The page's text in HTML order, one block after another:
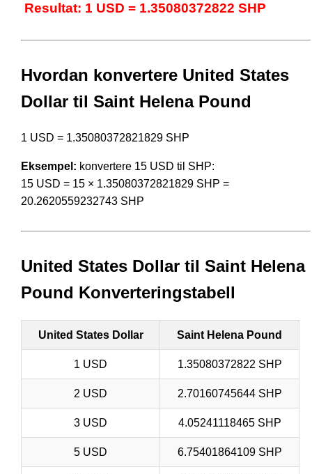
Resultat: 1 USD = 1.35080372822 SHP
Hvordan konvertere United States
Dollar til Saint Helena Pound
1 USD = 1.35080372821829 SHP
Eksempel: konvertere 15 USD til SHP:
15 USD = 15 × 1.35080372821829 SHP =
20.2620559232743 SHP
United States Dollar til Saint Helena
Pound Konverteringstabell
United States Dollar Saint Helena Pound
1 USD 1.35080372822 SHP
2 USD 2.70160745644 SHP
3 USD 4.05241118465 SHP
5 USD 6.75401864109 SHP